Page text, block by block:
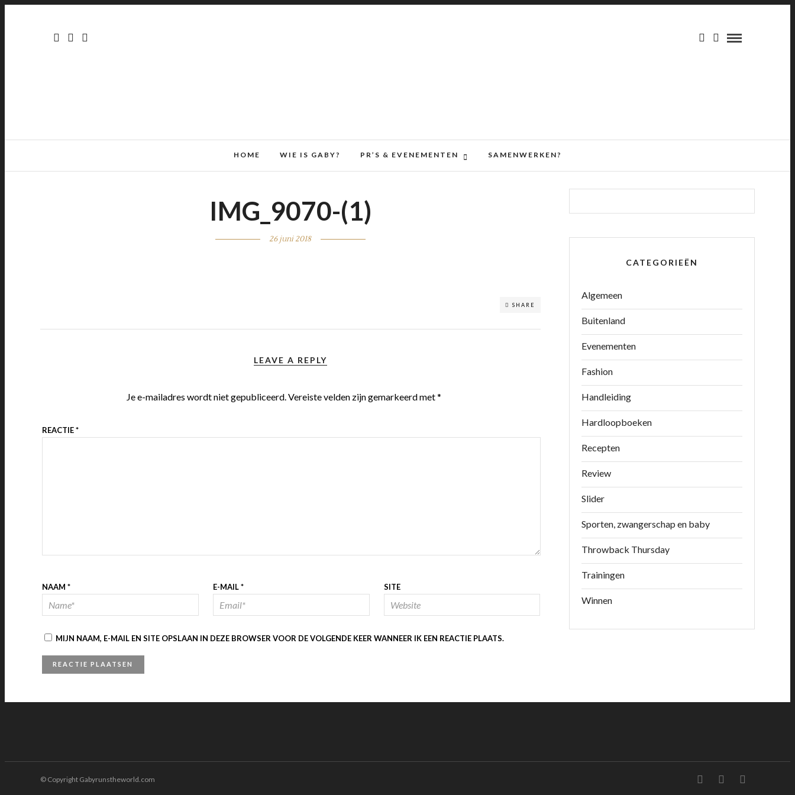
HOME WIE IS GABY? PR’S & EVENEMENTEN SAMENWERKEN?
IMG_9070-(1)
26 juni 2018
SHARE
LEAVE A REPLY
Je e-mailadres wordt niet gepubliceerd.Vereiste velden zijn gemarkeerd met*
REACTIE*
NAAM * E-MAIL* SITE
MIJN NAAM, E-MAIL EN SITE OPSLAAN IN DEZE BROWSER VOOR DE VOLGENDE KEER WANNEER IK EEN REACTIE PLAATS.
CATEGORIEËN
Algemeen
Buitenland
Evenementen
Fashion
Handleiding
Hardloopboeken
Recepten
Review
Slider
Sporten, zwangerschap en baby
Throwback Thursday
Trainingen
Winnen
© Copyright Gabyrunstheworld.com